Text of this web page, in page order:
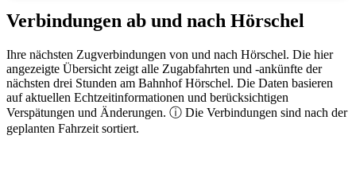
Verbindungen ab und nach Hörschel
Ihre nächsten Zugverbindungen von und nach Hörschel. Die hier
angezeigte Übersicht zeigt alle Zugabfahrten und -ankünfte der
nächsten drei Stunden am Bahnhof Hörschel. Die Daten basieren
auf aktuellen Echtzeitinformationen und berücksichtigen
Verspätungen und Änderungen. ⓘ Die Verbindungen sind nach der
geplanten Fahrzeit sortiert.